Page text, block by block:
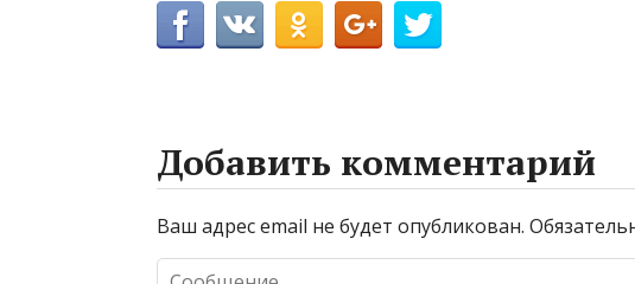
Добавить комментарий
Ваш адрес email не будет опубликован.